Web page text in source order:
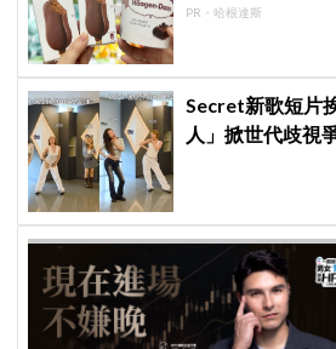
PR・哈根達斯
Secret新歌短片
人」掀世代歧視